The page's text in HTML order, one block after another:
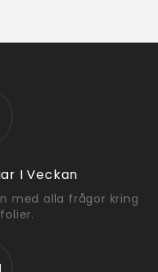
I Veckan
med alla frågor kring